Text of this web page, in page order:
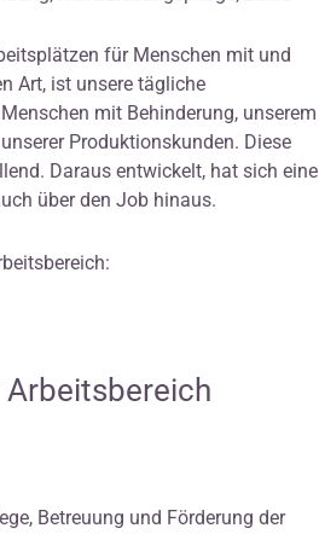
für Menschen mit und
Art, ist unsere tägliche
mit Behinderung, unserem
Produktionskunden. Diese
Daraus entwickelt, hat sich eine
über den Job hinaus.
Betreuung und Förderung der